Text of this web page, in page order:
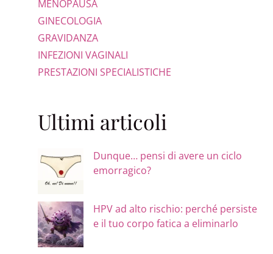
MENOPAUSA
GINECOLOGIA
GRAVIDANZA
INFEZIONI VAGINALI
PRESTAZIONI SPECIALISTICHE
Ultimi articoli
Dunque… pensi di avere un ciclo
emorragico?
HPV ad alto rischio: perché persiste
e il tuo corpo fatica a eliminarlo